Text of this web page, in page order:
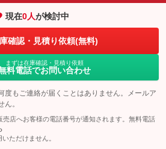
走行無制限
界最高水準の保証内容、業界最多水準の保証範囲
定であなたのカーライフを強力にサポート！全国
ネットワークを持ち旅先での思いがけない故障や
０項目以上。故障がおきても、電話１本で即対
センターが、あなたのカーライフをサポートしま
レーターが対応するため、修理の承認から作業の
のが特徴です。
車両本体価格（税込）を上限とします。車両本体
５０万円以下の場合は上限を５０万円（税込）ま
入車の場合は、１００万円（税込）を上限としま
力にサポートします。
走行無制限
界最高水準の保証内容、業界最多水準の保証範囲
定であなたのカーライフを強力にサポート！全国
ネットワークを持ち旅先での思いがけない故障や
安心！
センターが、あなたのカーライフをサポートしま
レーターが対応するため、修理の承認から作業の
が特徴です。
ーネットが全国展開する中古車専用の長期保証制
多水準の保証範囲と安心の価格設定で、あなたの
力にサポートします。
走行無制限
界最高水準の保証内容、業界最多水準の保証範囲
定であなたのカーライフを強力にサポート！全国
ネットワークを持ち旅先での思いがけない故障や
心！
現在0人が検討中
確認・見積り依頼(無料)
まずは在庫確認・見積り依頼
料電話でお問い合わせ
度もご連絡が届くことはありません。メールア
ん。
店へお客様の電話番号が通知されます。無料電話
ただけません。